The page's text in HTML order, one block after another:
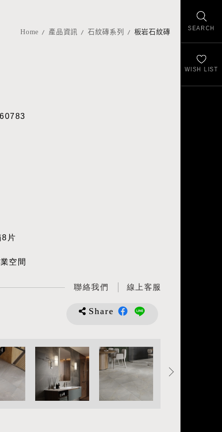
SEARCH
WISH LIST
Home 產品資訊 石紋磚系列 板岩石紋磚
8片
空間
聯絡我們 線上客服
Share